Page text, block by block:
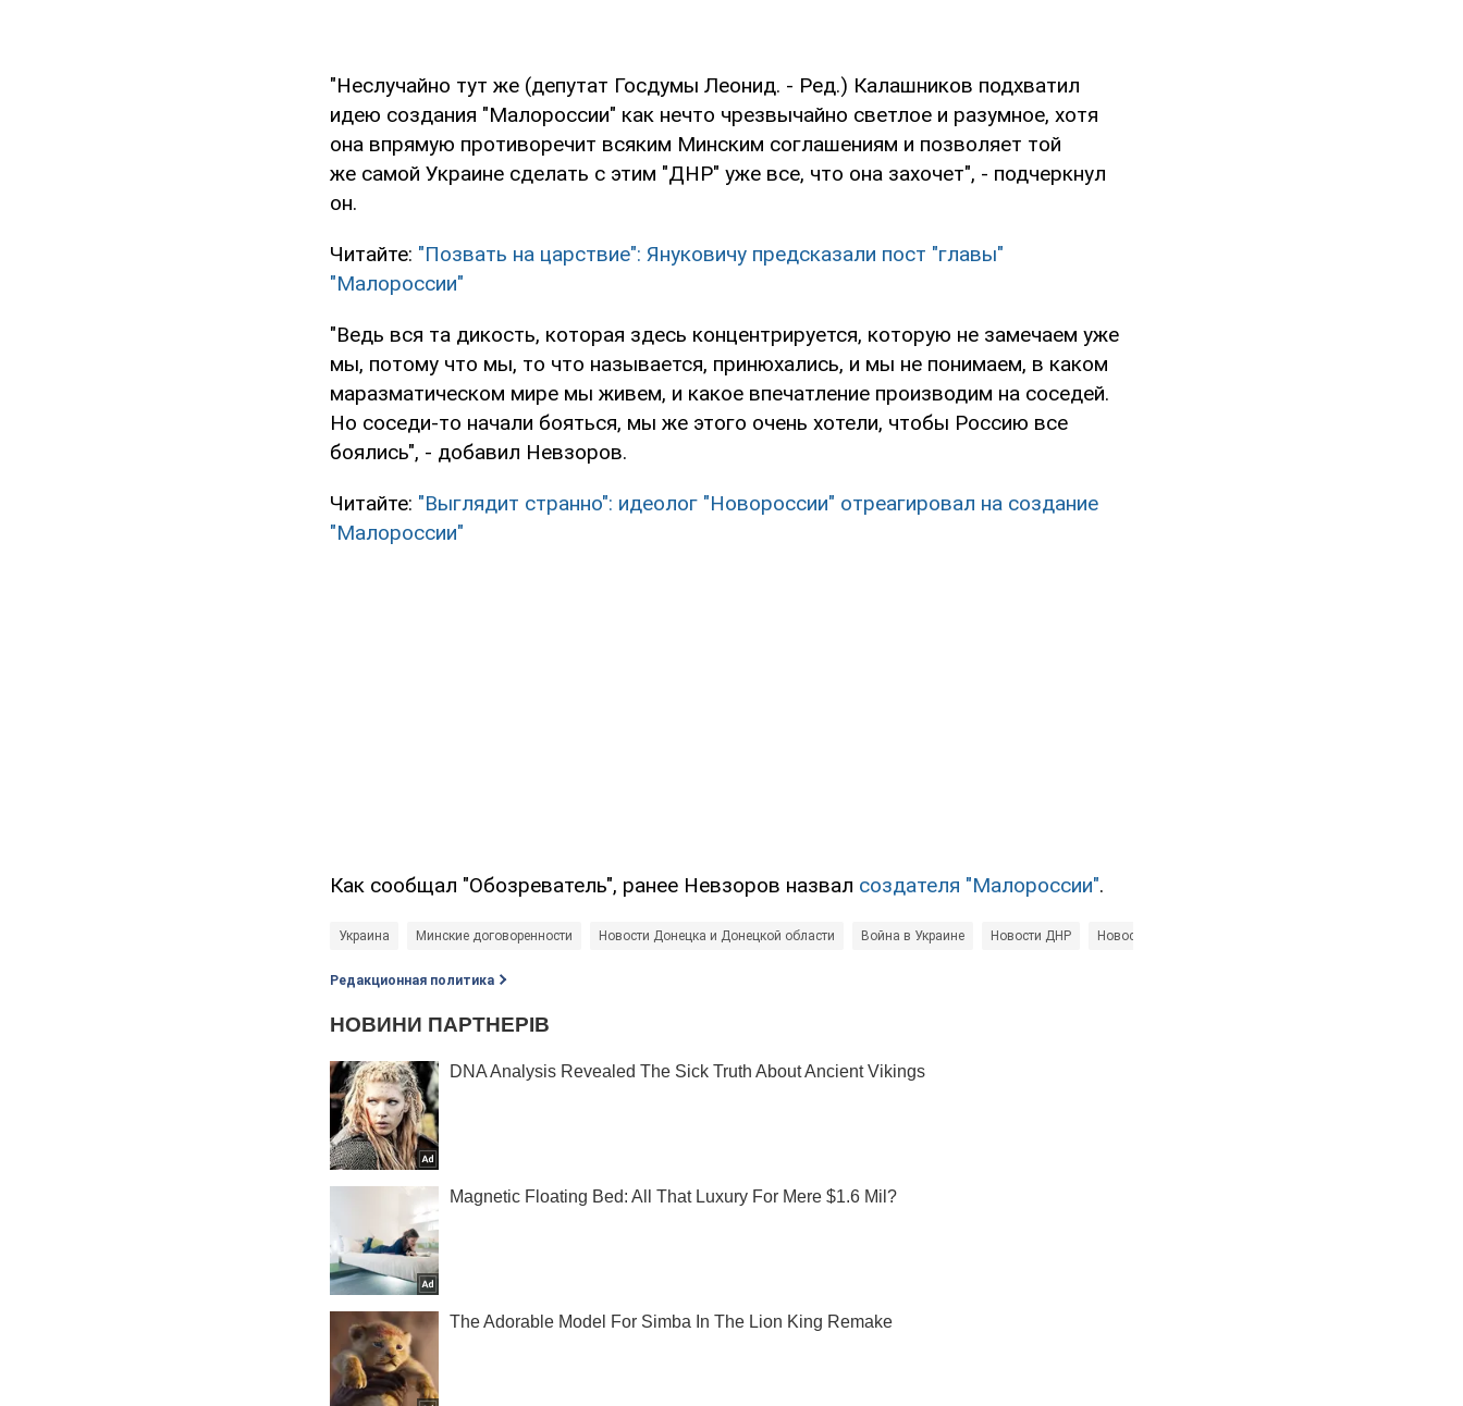
"Неслучайно тут же (депутат Госдумы Леонид. - Ред.) Калашников подхватил
идею создания "Малороссии" как нечто чрезвычайно светлое и разумное, хотя
она впрямую противоречит всяким Минским соглашениям и позволяет той
же самой Украине сделать с этим "ДНР" уже все, что она захочет", - подчеркнул
он.
Читайте: "Позвать на царствие": Януковичу предсказали пост "главы"
"Малороссии"
"Ведь вся та дикость, которая здесь концентрируется, которую не замечаем уже
мы, потому что мы, то что называется, принюхались, и мы не понимаем, в каком
маразматическом мире мы живем, и какое впечатление производим на соседей.
Но соседи-то начали бояться, мы же этого очень хотели, чтобы Россию все
боялись", - добавил Невзоров.
Читайте: "Выглядит странно": идеолог "Новороссии" отреагировал на создание
"Малороссии"
Как сообщал "Обозреватель", ранее Невзоров назвал создателя "Малороссии".
Украина Минские договоренности Новости Донецка и Донецкой области Война в Украине Новости ДНР Новости Донбасса
Редакционная политика